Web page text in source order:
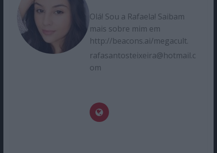
Olá! Sou a Rafaela! Saibam
mais sobre mim em
http://beacons.ai/megacult.
rafasantosteixeira@hotmail.c
om